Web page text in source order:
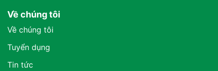
Về chúng tôi
Về chúng tôi
Tuyển dụng
Tin tức